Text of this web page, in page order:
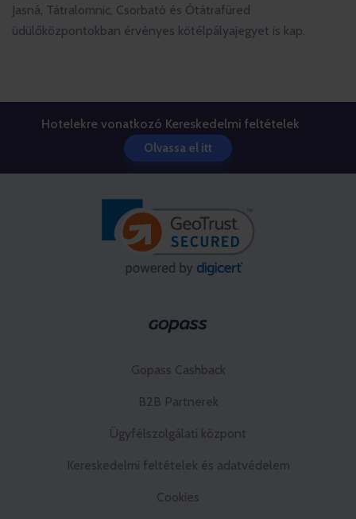
Jasná, Tátralomnic, Csorbató és Ótátrafüred
üdülőközpontokban érvényes kötélpályajegyet is kap.
Hotelekre vonatkozó Kereskedelmi feltételek
Olvassa el itt
Gopass Cashback
B2B Partnerek
Ügyfélszolgálati központ
Kereskedelmi feltételek és adatvédelem
Cookies